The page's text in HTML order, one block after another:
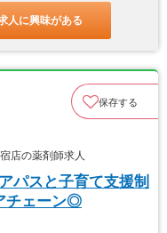
人に興味がある
保存する
店の薬剤師求人
パスと子育て支援制
チェーン◎